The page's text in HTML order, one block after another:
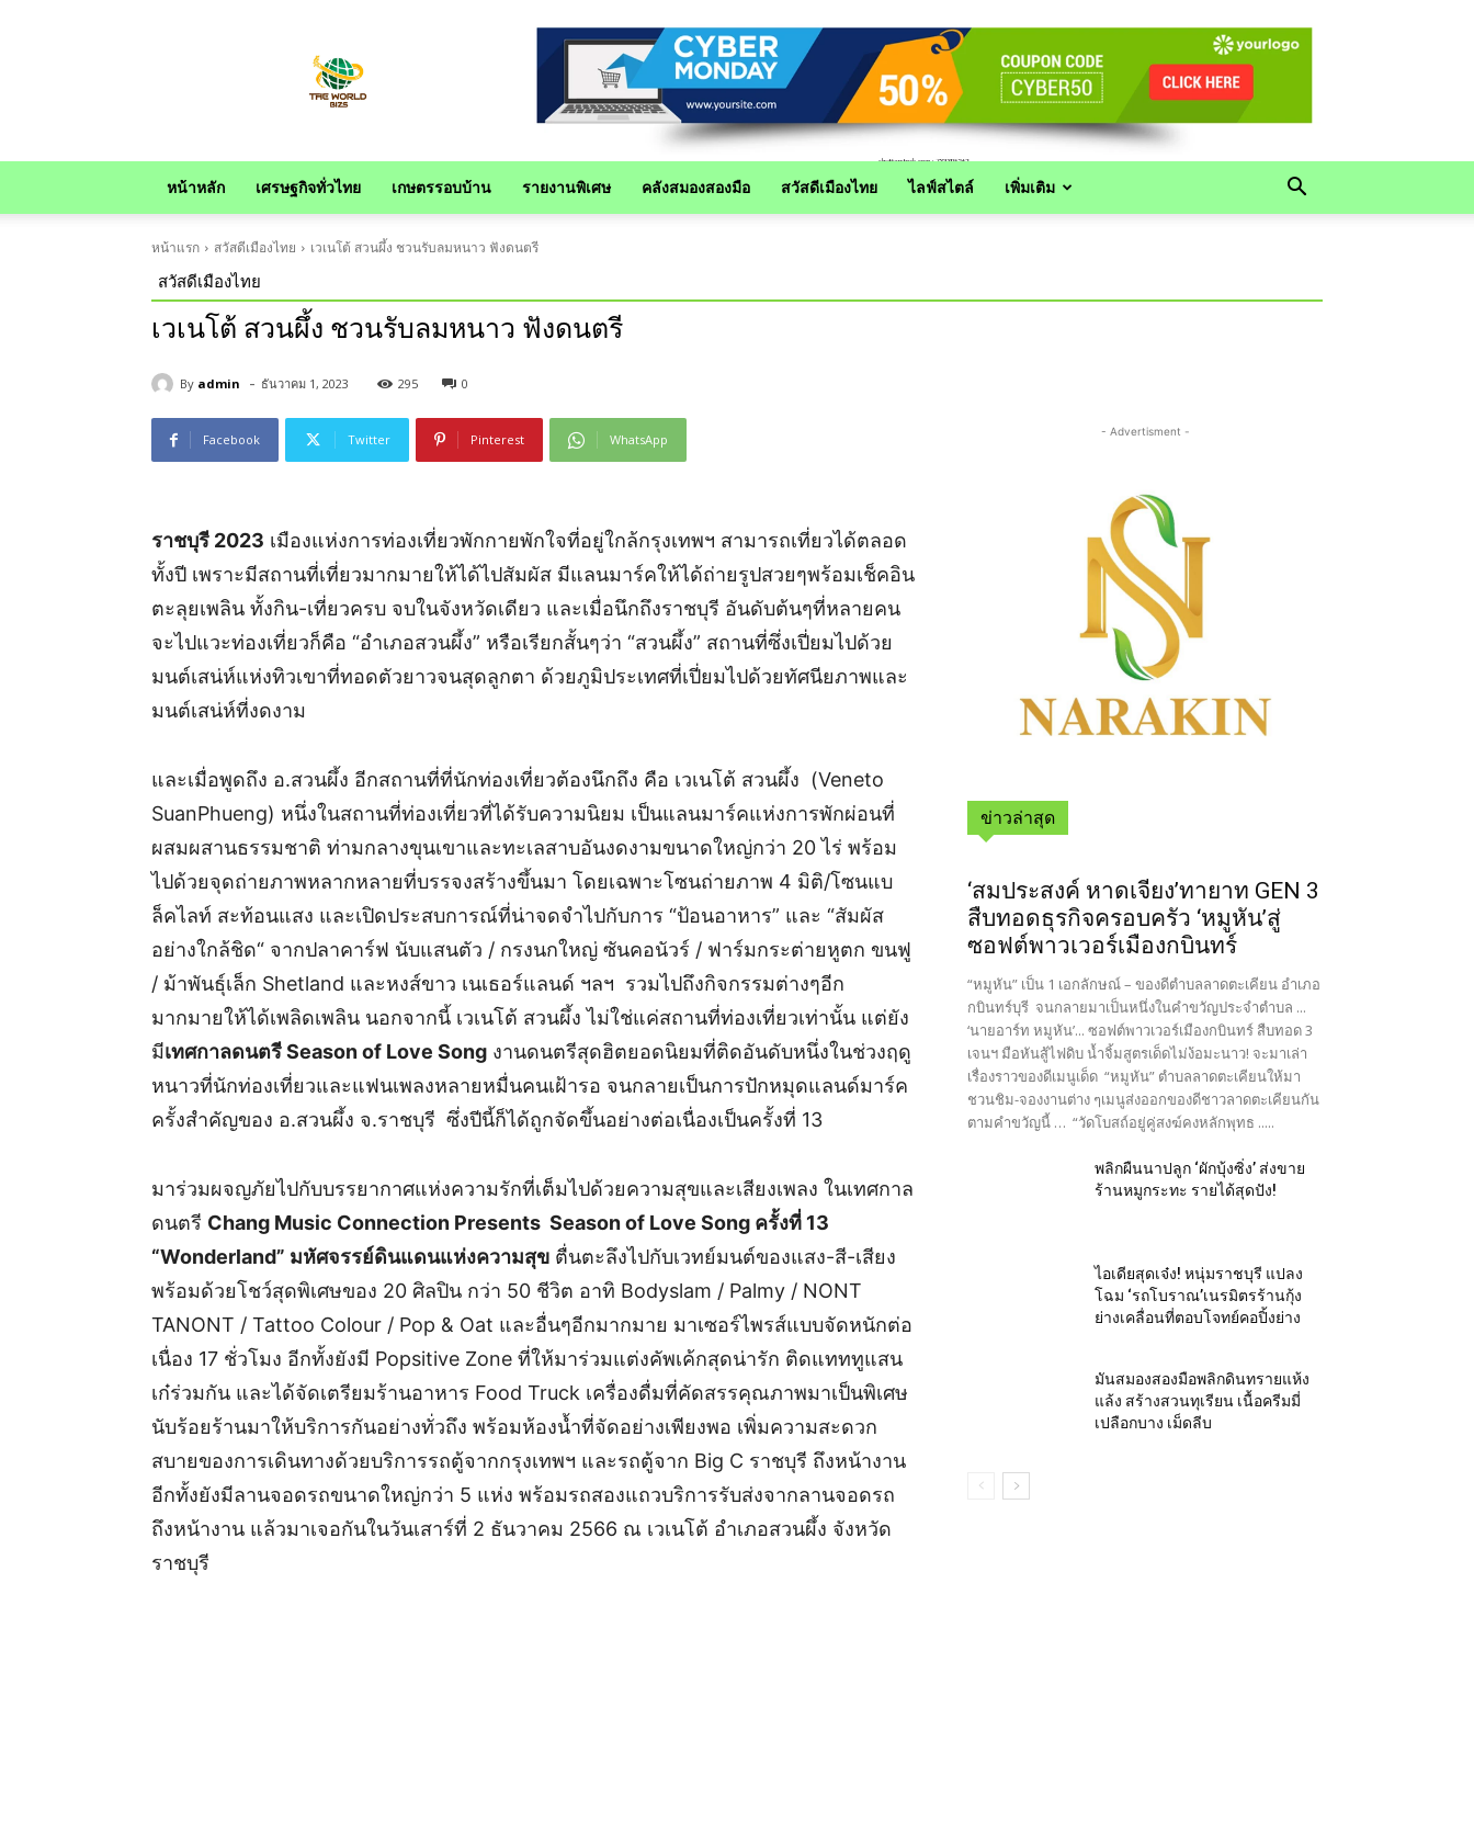
หน้าหลัก เศรษฐกิจทั่วไทย เกษตรรอบบ้าน รายงานพิเศษ คลังสมองสองมือ สวัสดีเมืองไทย ไลฟ์สไตล์ เพิ่มเติม
หน้าแรก สวัสดีเมืองไทย เวเนโต้ สวนผึ้ง ชวนรับลมหนาว ฟังดนตรี
สวัสดีเมืองไทย
เวเนโต้ สวนผึ้ง ชวนรับลมหนาว ฟังดนตรี
By admin - ธันวาคม 1, 2023 295 0
Facebook Twitter Pinterest WhatsApp
ราชบุรี 2023 เมืองแห่งการท่องเที่ยวพักกายพักใจที่อยู่ใกล้กรุงเทพฯ สามารถเที่ยวได้ตลอด
ทั้งปี เพราะมีสถานที่เที่ยวมากมายให้ได้ไปสัมผัส มีแลนมาร์คให้ได้ถ่ายรูปสวยๆพร้อมเช็คอิน
ตะลุยเพลิน ทั้งกิน-เที่ยวครบ จบในจังหวัดเดียว และเมื่อนึกถึงราชบุรี อันดับต้นๆที่หลายคน
จะไปแวะท่องเที่ยวก็คือ “อำเภอสวนผึ้ง” หรือเรียกสั้นๆว่า “สวนผึ้ง” สถานที่ซึ่งเปี่ยมไปด้วย
มนต์เสน่ห์แห่งทิวเขาที่ทอดตัวยาวจนสุดลูกตา ด้วยภูมิประเทศที่เปี่ยมไปด้วยทัศนียภาพและ
มนต์เสน่ห์ที่งดงาม
และเมื่อพูดถึง อ.สวนผึ้ง อีกสถานที่ที่นักท่องเที่ยวต้องนึกถึง คือ เวเนโต้ สวนผึ้ง (Veneto
SuanPhueng) หนึ่งในสถานที่ท่องเที่ยวที่ได้รับความนิยม เป็นแลนมาร์คแห่งการพักผ่อนที่
ผสมผสานธรรมชาติ ท่ามกลางขุนเขาและทะเลสาบอันงดงามขนาดใหญ่กว่า 20 ไร่ พร้อม
ไปด้วยจุดถ่ายภาพหลากหลายที่บรรจงสร้างขึ้นมา โดยเฉพาะโซนถ่ายภาพ 4 มิติ/โซนแบ
ล็คไลท์ สะท้อนแสง และเปิดประสบการณ์​ที่น่าจดจำ​ไปกับการ “ป้อนอาหาร” และ “สัมผัส​
อย่างใกล้ชิด​“ จากปลาคาร์ฟ นับแสนตัว / กรงนกใหญ่ ซันคอนัวร์ / ฟาร์มกระต่ายหูตก ขนฟู
/ ม้าพันธุ์เล็ก Shetland และหงส์ขาว เนเธอร์แลนด์ ฯลฯ รวมไปถึงกิจกรรมต่างๆอีก
มากมายให้ได้เพลิดเพลิน นอกจากนี้ เวเนโต้ สวนผึ้ง ไม่ใช่แค่สถานที่ท่องเที่ยวเท่านั้น แต่ยัง
มีเทศกาลดนตรีSeason of Love Song งานดนตรีสุดฮิตยอดนิยมที่ติดอันดับหนึ่งในช่วงฤดู
หนาวที่นักท่องเที่ยวและแฟนเพลงหลายหมื่นคนเฝ้ารอ จนกลายเป็นการปักหมุดแลนด์มาร์ค
ครั้งสำคัญของ อ.สวนผึ้ง จ.ราชบุรี ซึ่งปีนี้ก็ได้ถูกจัดขึ้นอย่างต่อเนื่องเป็นครั้งที่ 13
มาร่วมผจญภัยไปกับบรรยากาศแห่งความรักที่เต็มไปด้วยความสุขและเสียงเพลง ในเทศกาล
ดนตรี Chang Music Connection Presents Season of Love Song ครั้งที่ 13
“Wonderland” มหัศจรรย์ดินแดนแห่งความสุข ตื่นตะลึงไปกับเวทย์มนต์ของแสง-สี-เสียง
พร้อมด้วยโชว์สุดพิเศษของ 20 ศิลปิน กว่า 50 ชีวิต อาทิ Bodyslam / Palmy / NONT
TANONT / Tattoo Colour / Pop & Oat และอื่นๆอีกมากมาย มาเซอร์ไพรส์แบบจัดหนักต่อ
เนื่อง 17 ชั่วโมง อีกทั้งยังมี Popsitive Zone ที่ให้มาร่วมแต่งคัพเค้กสุดน่ารัก ติดแทททูแสน
เก๋ร่วมกัน และได้จัดเตรียมร้านอาหาร Food Truck เครื่องดื่มที่คัดสรรคุณภาพมาเป็นพิเศษ
นับร้อยร้านมาให้บริการกันอย่างทั่วถึง พร้อมห้องน้ำที่จัดอย่างเพียงพอ เพิ่มความสะดวก
สบายของการเดินทางด้วยบริการรถตู้จากกรุงเทพฯ และรถตู้จาก Big C ราชบุรี ถึงหน้างาน
อีกทั้งยังมีลานจอดรถขนาดใหญ่กว่า 5 แห่ง พร้อมรถสองแถวบริการรับส่งจากลานจอดรถ
ถึงหน้างาน แล้วมาเจอกันในวันเสาร์ที่ 2 ธันวาคม 2566 ณ เวเนโต้ อำเภอสวนผึ้ง จังหวัด
ราชบุรี
- Advertisment -
ข่าวล่าสุด
‘สมประสงค์ หาดเจียง’ทายาท GEN 3
สืบทอดธุรกิจครอบครัว ‘หมูหัน’สู่
ซอฟต์พาวเวอร์เมืองกบินทร์
“หมูหัน” เป็น 1 เอกลักษณ์ – ของดีตำบลลาดตะเคียน อำเภอ
กบินทร์บุรี จนกลายมาเป็นหนึ่งในคำขวัญประจำตำบล ...
‘นายอาร์ท หมูหัน’... ซอฟต์พาวเวอร์เมืองกบินทร์ สืบทอด 3
เจนฯ มือหันสู้ไฟดิบ น้ำจิ้มสูตรเด็ดไม่ง้อมะนาว! จะมาเล่า
เรื่องราวของดีเมนูเด็ด “หมูหัน” ตำบลลาดตะเคียนให้มา
ชวนชิม-จองงานต่าง ๆเมนูส่งออกของดีชาวลาดตะเคียนกัน
ตามคำขวัญนี้ … “วัดโบสถ์อยู่คู่สงฆ์คงหลักพุทธ .....
พลิกผืนนาปลูก ‘ผักบุ้งซิ่ง’ ส่งขาย
ร้านหมูกระทะ รายได้สุดปัง!
ไอเดียสุดเจ๋ง! หนุ่มราชบุรี แปลง
โฉม ‘รถโบราณ’เนรมิตรร้านกุ้ง
ย่างเคลื่อนที่ตอบโจทย์คอปิ้งย่าง
มันสมองสองมือพลิกดินทรายแห้ง
แล้ง สร้างสวนทุเรียน เนื้อครีมมี่
เปลือกบาง เม็ดลีบ